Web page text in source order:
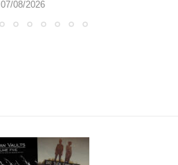
07/08/2026